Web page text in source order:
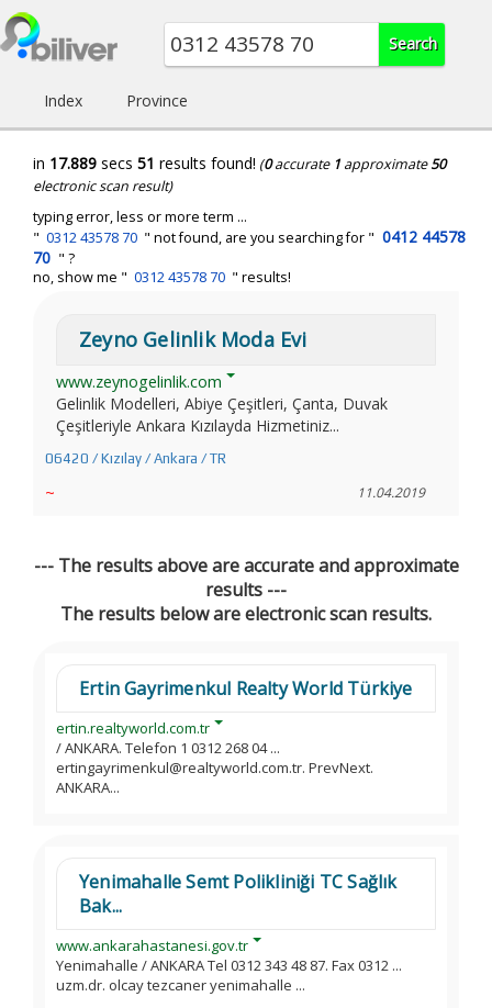
Index Province
in 17.889 secs 51 results found! (0accurate 1 approximate50
electronic scan result)
typing error, less or more term ...
" 0312 43578 70 " not found, are you searching for " 0412 44578
70 " ?
no, show me " 0312 43578 70 " results!
Zeyno Gelinlik Moda Evi
www.zeynogelinlik.com
Gelinlik Modelleri, Abiye Çeşitleri, Çanta, Duvak
Çeşitleriyle Ankara Kızılayda Hizmetiniz...
06420 / Kızılay / Ankara / TR
~ 11.04.2019
--- The results above are accurate and approximate
results ---
The results below are electronic scan results.
Ertin Gayrimenkul Realty World Türkiye
ertin.realtyworld.com.tr
/ ANKARA. Telefon 1 0312 268 04 ...
ertingayrimenkul@realtyworld.com.tr. PrevNext.
ANKARA...
Yenimahalle Semt Polikliniği TC Sağlık
Bak...
www.ankarahastanesi.gov.tr
Yenimahalle / ANKARA Tel 0312 343 48 87. Fax 0312 ...
uzm.dr. olcay tezcaner yenimahalle ...